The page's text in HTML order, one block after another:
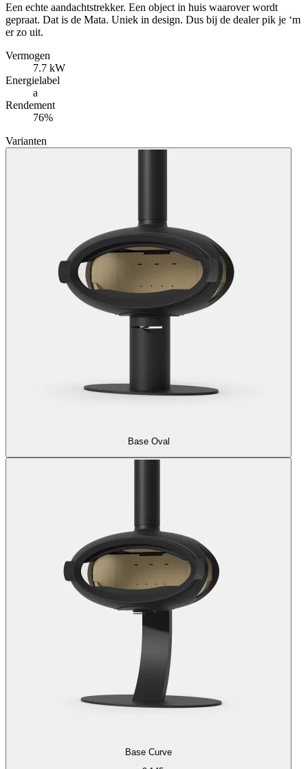
Een echte aandachtstrekker. Een object in huis waarover wordt
gepraat. Dat is de Mata. Uniek in design. Dus bij de dealer pik je ‘m
er zo uit.
Vermogen
7.7 kW
Energielabel
a
Rendement
76%
Varianten
Base Oval
Base Curve